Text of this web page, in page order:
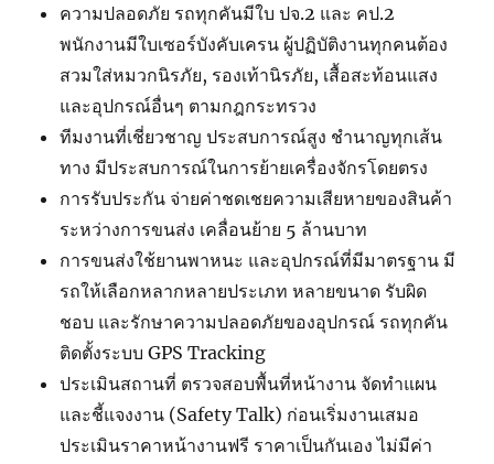
ความปลอดภัย รถทุกคันมีใบ ปจ.2 และ คป.2
พนักงานมีใบเซอร์บังคับเครน ผู้ปฏิบัติงานทุกคนต้อง
สวมใส่หมวกนิรภัย, รองเท้านิรภัย, เสื้อสะท้อนแสง
และอุปกรณ์อื่นๆ ตามกฎกระทรวง
ทีมงานที่เชี่ยวชาญ ประสบการณ์สูง ชำนาญทุกเส้น
ทาง มีประสบการณ์ในการย้ายเครื่องจักรโดยตรง
การรับประกัน จ่ายค่าชดเชยความเสียหายของสินค้า
ระหว่างการขนส่ง เคลื่อนย้าย 5 ล้านบาท
การขนส่งใช้ยานพาหนะ และอุปกรณ์ที่มีมาตรฐาน มี
รถให้เลือกหลากหลายประเภท หลายขนาด รับผิด
ชอบ และรักษาความปลอดภัยของอุปกรณ์ รถทุกคัน
ติดตั้งระบบ GPS Tracking
ประเมินสถานที่ ตรวจสอบพื้นที่หน้างาน จัดทำแผน
และชี้แจงงาน (Safety Talk) ก่อนเริ่มงานเสมอ
ประเมินราคาหน้างานฟรี ราคาเป็นกันเอง ไม่มีค่า